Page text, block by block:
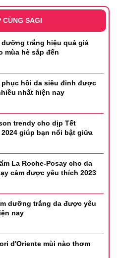
CÙNG SAGI
dưỡng trắng hiệu quả giá
mùa hè sắp đến
phục hồi da siêu đỉnh được
nhất hiện nay
trendy cho dịp Tết
giúp bạn nổi bật giữa
La Roche-Posay cho da
cảm được yêu thích 2023
dưỡng trắng da được yêu
nay
d'Oriente mùi nào thơm